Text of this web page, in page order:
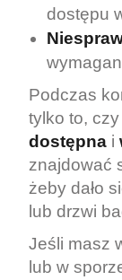
dostępu
Podczas
tylko to,
dostępna i
znajdować
żeby dało
lub drzwi
Jeśli masz
lub w